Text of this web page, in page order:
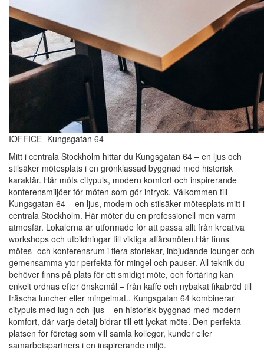
IOFFICE -Kungsgatan 64
Mitt i centrala Stockholm hittar du Kungsgatan 64 – en ljus och
stilsäker mötesplats i en grönklassad byggnad med historisk
karaktär. Här möts citypuls, modern komfort och inspirerande
konferensmiljöer för möten som gör intryck. Välkommen till
Kungsgatan 64 – en ljus, modern och stilsäker mötesplats mitt i
centrala Stockholm. Här möter du en professionell men varm
atmosfär. Lokalerna är utformade för att passa allt från kreativa
workshops och utbildningar till viktiga affärsmöten.Här finns
mötes- och konferensrum i flera storlekar, inbjudande lounger och
gemensamma ytor perfekta för mingel och pauser. All teknik du
behöver finns på plats för ett smidigt möte, och förtäring kan
enkelt ordnas efter önskemål – från kaffe och nybakat fikabröd till
fräscha luncher eller mingelmat.. Kungsgatan 64 kombinerar
citypuls med lugn och ljus – en historisk byggnad med modern
komfort, där varje detalj bidrar till ett lyckat möte. Den perfekta
platsen för företag som vill samla kollegor, kunder eller
samarbetspartners i en inspirerande miljö.